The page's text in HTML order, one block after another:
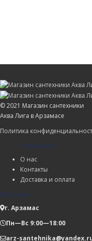
© 2021 Магазин сантехники
Аква Лига в Арзамасе
Политика
Компания
О нас
Контакты
Доставка и оплата
Магазин
г. Арзамас
Пн—Вс 9:00—18:00
arz-